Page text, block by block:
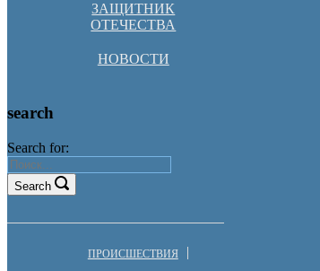
ЗАЩИТНИК
ОТЕЧЕСТВА
НОВОСТИ
search
Search for:
Search
ПРОИСШЕСТВИЯ